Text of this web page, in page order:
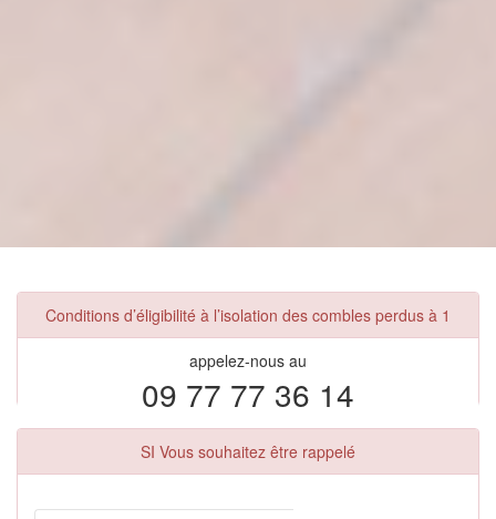
Conditions d’éligibilité à l’isolation des combles perdus à 1
appelez-nous au
09 77 77 36 14
SI Vous souhaitez être rappelé